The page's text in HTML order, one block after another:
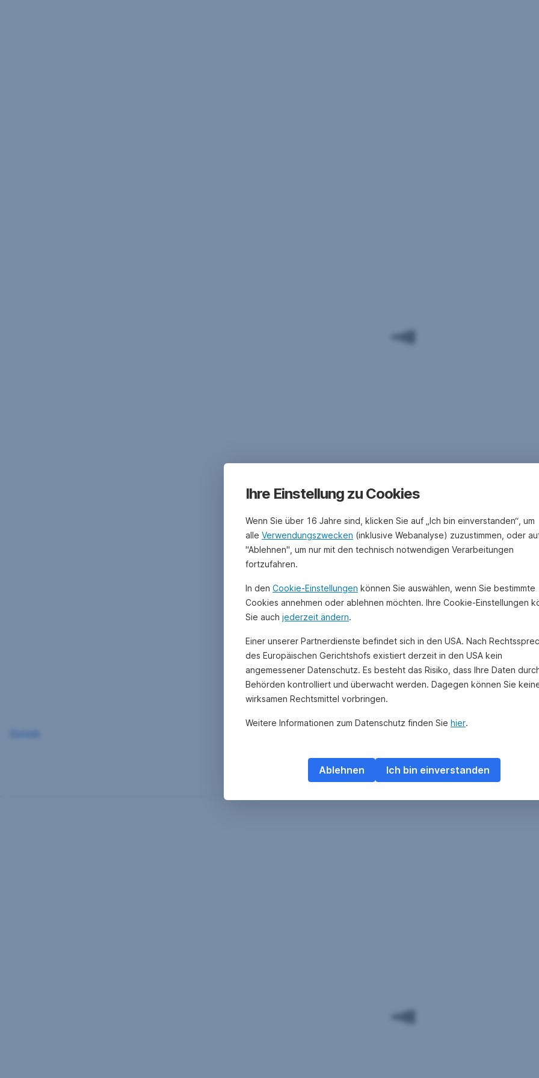
Ihre Einstellung zu Cookies
Wenn Sie über 16 Jahre sind, klicken Sie auf „Ich bin einverstanden“, um
alle Verwendungszwecken (inklusive Webanalyse) zuzustimmen, oder
"Ablehnen", um nur mit den technisch notwendigen Verarbeitungen
fortzufahren.
In den Cookie-Einstellungen können Sie auswählen, wenn Sie bestimmte
Cookies annehmen oder ablehnen möchten. Ihre Cookie-Einstellungen
Sie auch jederzeit ändern.
Einer unserer Partnerdienste befindet sich in den USA. Nach
des Europäischen Gerichtshofs existiert derzeit in den USA kein
angemessener Datenschutz. Es besteht das Risiko, dass Ihre Daten
Behörden kontrolliert und überwacht werden. Dagegen können Sie
wirksamen Rechtsmittel vorbringen.
Weitere Informationen zum Datenschutz finden Sie hier.
Ich bin einverstanden
Ablehnen